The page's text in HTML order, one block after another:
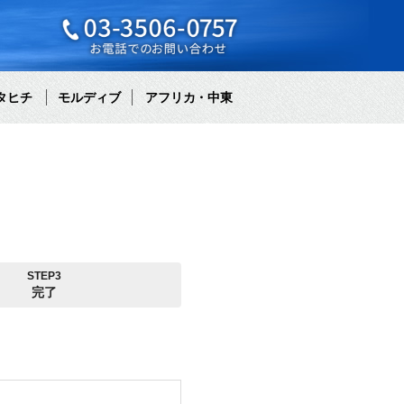
ヒチ モルディブ アフリカ・中東
STEP3
完了